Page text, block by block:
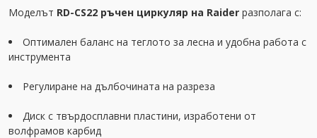
Моделът RD-CS22 ръчен циркуляр на Raider разполага с:
Оптимален баланс на теглото за лесна и удобна работа с
инструмента
Регулиране на дълбочината на разреза
Диск с твърдосплавни пластини, изработени от
волфрамов карбид